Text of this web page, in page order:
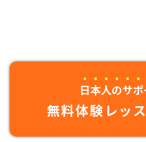
日本人のサ
無料体験レッ